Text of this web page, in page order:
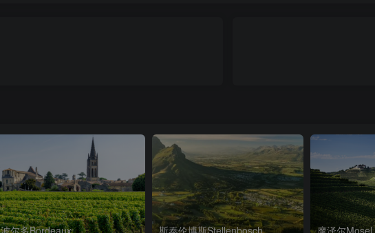
波尔多Bordeaux 斯泰伦博斯Stellenbosch 摩泽尔Mosel